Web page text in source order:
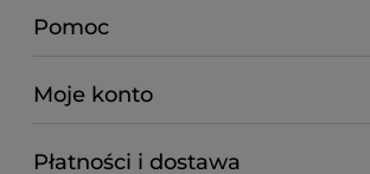
Pomoc
Moje konto
Płatności i dostawa